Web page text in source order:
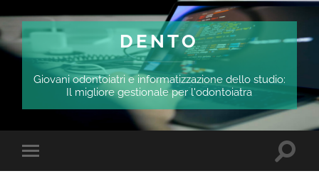
DENTO
Giovani odontoiatri e informatizzazione dello studio:
Il migliore gestionale per l'odontoiatra
Attiva/disattiva
il